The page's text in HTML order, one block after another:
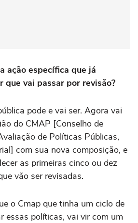
ação específica que já
que vai passar por revisão?
pode e vai ser. Agora vai
do CMAP [Conselho de
de Políticas Públicas,
com sua nova composição, e
as primeiras cinco ou dez
vão ser revisadas.
o Cmap que tinha um ciclo de
essas políticas, vai vir com um